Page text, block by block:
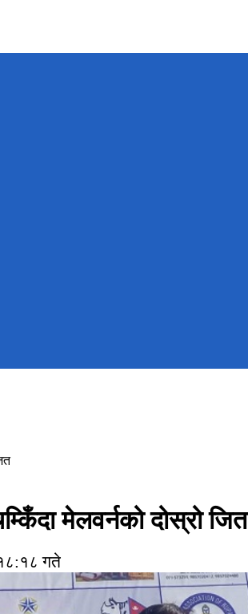
मेलवर्नको दोस्रो जित
गते